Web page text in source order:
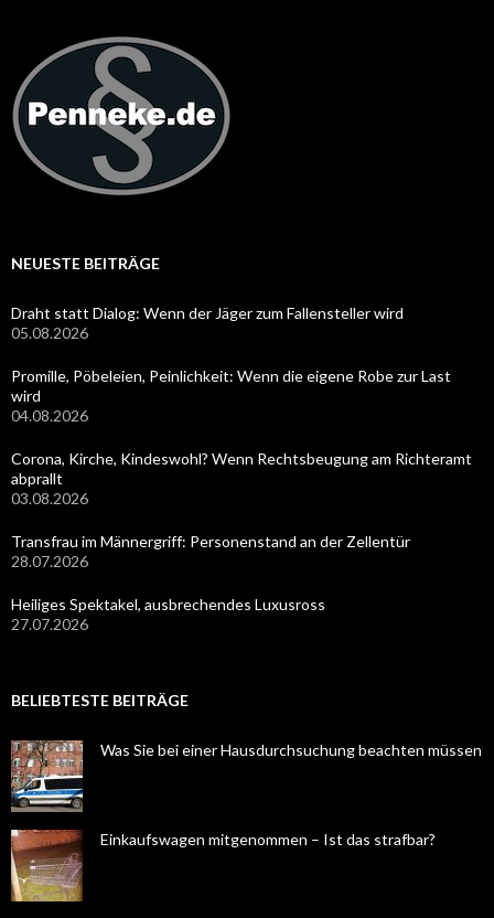
NEUESTE BEITRÄGE
Draht statt Dialog: Wenn der Jäger zum Fallensteller wird
05.08.2026
Promille, Pöbeleien, Peinlichkeit: Wenn die eigene Robe zur Last
wird
04.08.2026
Corona, Kirche, Kindeswohl? Wenn Rechtsbeugung am Richteramt
abprallt
03.08.2026
Transfrau im Männergriff: Personenstand an der Zellentür
28.07.2026
Heiliges Spektakel, ausbrechendes Luxusross
27.07.2026
BELIEBTESTE BEITRÄGE
Was Sie bei einer Hausdurchsuchung beachten müssen
Einkaufswagen mitgenommen – Ist das strafbar?